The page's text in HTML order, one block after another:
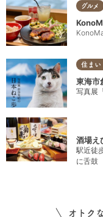
グルメ
住まい
東海市
写真展
酒場え
駅近徒
に舌鼓
オトク